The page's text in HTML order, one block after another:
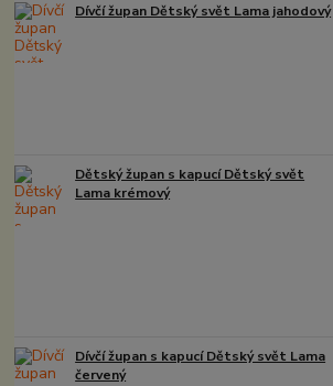
Dívčí župan Dětský svět Lama jahodový
Dětský župan s kapucí Dětský svět
Lama krémový
Dívčí župan s kapucí Dětský svět Lama
červený